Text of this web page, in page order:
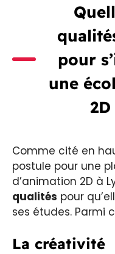
pour
une
Comme cité en
postule pour une
d’animation 2D à
qualités pour
ses études. Parmi
La créativité